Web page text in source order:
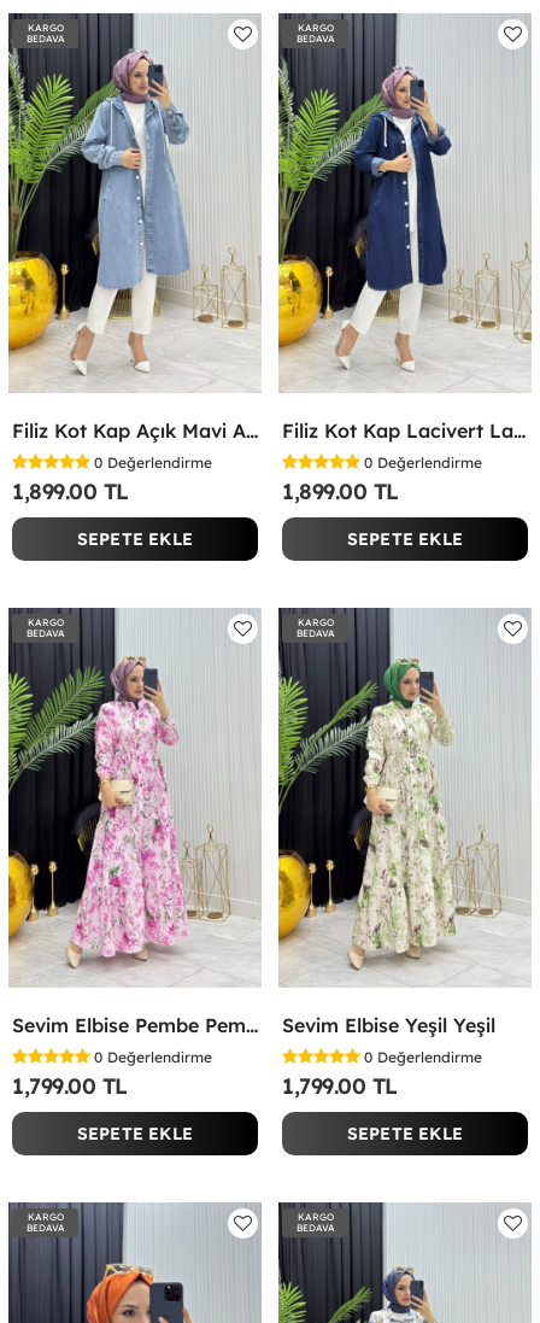
KARGO
BEDAVA
Filiz Kot Kap Açık Mavi Açık Mavi
0 Değerlendirme
1,899.00 TL
SEPETE EKLE
KARGO
BEDAVA
Filiz Kot Kap Lacivert Lacivert
0 Değerlendirme
1,899.00 TL
SEPETE EKLE
KARGO
BEDAVA
Sevim Elbise Pembe Pembe
0 Değerlendirme
1,799.00 TL
SEPETE EKLE
KARGO
BEDAVA
Sevim Elbise Yeşil Yeşil
0 Değerlendirme
1,799.00 TL
SEPETE EKLE
KARGO
BEDAVA
KARGO
BEDAVA